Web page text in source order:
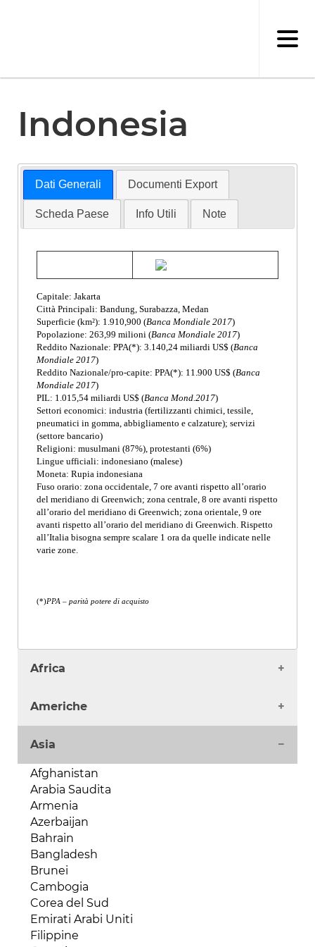
Africa
Angola
Benin
Burkina Faso
Burundi
Camerun
Capo Verde
Ciad
Comore
Costa d'Avorio
Egitto
Eritrea
Etiopia
Gabon
Gambia
Ghana
Americhe
Argentina
Bahamas
Barbados
Belize
Bermuda
Bolivia
Brasile
Canada
Cile
Colombia
Costa Rica
Cuba
Asia
Afghanistan
Arabia Saudita
Armenia
Azerbaijan
Bahrain
Bangladesh
Brunei
Cambogia
Corea del Sud
Emirati Arabi Uniti
Filippine
Indonesia
Dati Generali Documenti Export
Scheda Paese Info Utili Note
Capitale: Jakarta
Città Principali: Bandung, Surabazza, Medan
Superficie (km²): 1.910,900 (Banca Mondiale 2017)
Popolazione: 263,99 milioni (Banca Mondiale 2017)
Reddito Nazionale: PPA(*): 3.140,24 miliardi US$ (Banca
Mondiale 2017)
Reddito Nazionale/pro-capite: PPA(*): 11.900 US$ (Banca
Mondiale 2017)
PIL: 1.015,54 miliardi US$ (Banca Mond.2017)
Settori economici: industria (fertilizzanti chimici, tessile,
pneumatici in gomma, abbigliamento e calzature); servizi
(settore bancario)
Religioni: musulmani (87%), protestanti (6%)
Lingue ufficiali: indonesiano (malese)
Moneta: Rupia indonesiana
Fuso orario: zona occidentale, 7 ore avanti rispetto all’orario
del meridiano di Greenwich; zona centrale, 8 ore avanti rispetto
all’orario del meridiano di Greenwich; zona orientale, 9 ore
avanti rispetto all’orario del meridiano di Greenwich. Rispetto
all’Italia bisogna sempre scalare 1 ora da quelle indicate nelle
varie zone.
(*)PPA – parità potere di acquisto